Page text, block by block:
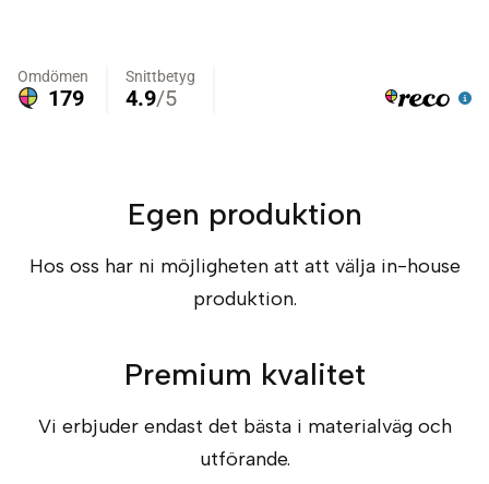
Egen produktion
Hos oss har ni möjligheten att att välja in-house
produktion.
Premium kvalitet
Vi erbjuder endast det bästa i materialväg och
utförande.